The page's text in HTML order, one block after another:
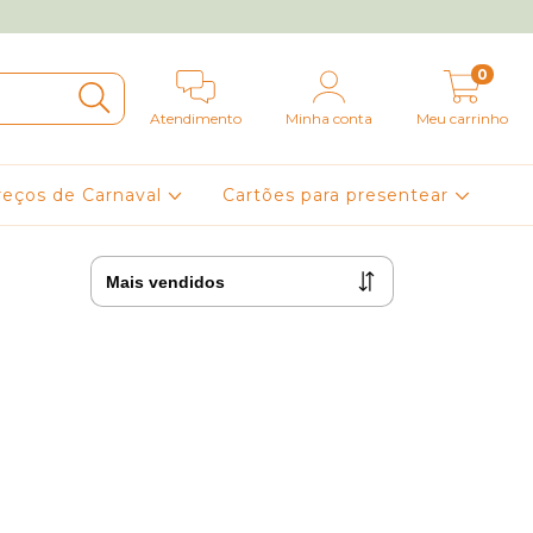
Atendimento Minha conta Meu carrinho
0
de Carnaval Cartões para presentear